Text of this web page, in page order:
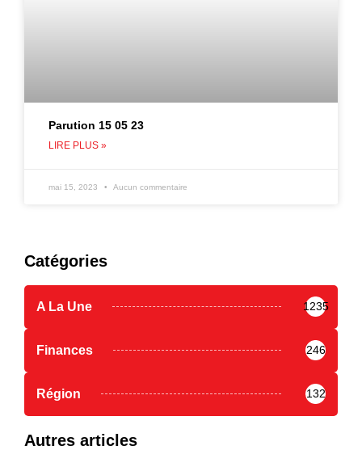
Parution 15 05 23
LIRE PLUS »
mai 15, 2023 Aucun commentaire
Catégories
A La Une 1235
Finances 246
Région 132
Autres articles